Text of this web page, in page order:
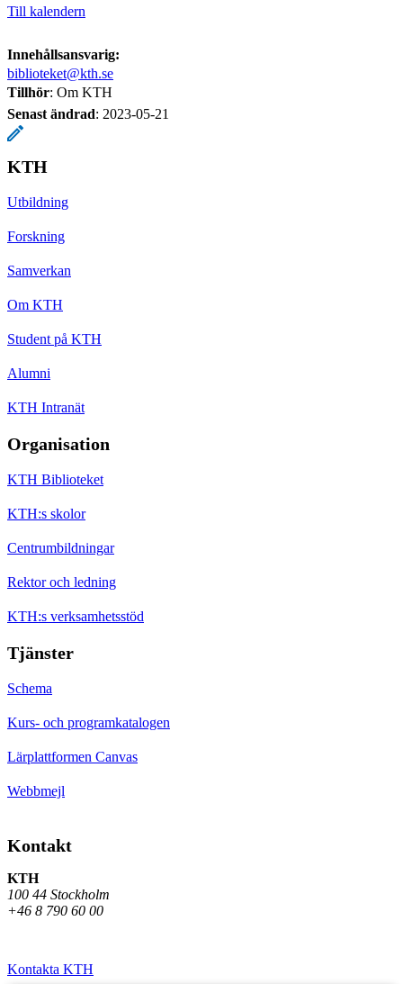
Till kalendern
Innehållsansvarig:
biblioteket@kth.se
Tillhör: Om KTH
Senast ändrad: 2023-05-21
KTH
Utbildning
Forskning
Samverkan
Om KTH
Student på KTH
Alumni
KTH Intranät
Organisation
KTH Biblioteket
KTH:s skolor
Centrumbildningar
Rektor och ledning
KTH:s verksamhetsstöd
Tjänster
Schema
Kurs- och programkatalogen
Lärplattformen Canvas
Webbmejl
Kontakt
KTH
100 44 Stockholm
+46 8 790 60 00
Kontakta KTH